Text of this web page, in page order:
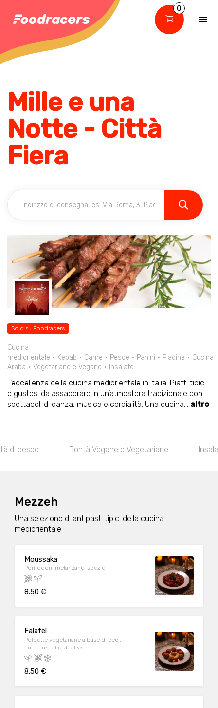
0
Mille e una
Notte - Città
Fiera
Solo su Foodracers
Cucina
mediorientale
Kebab Carne Pesce Panini Piadine
Cucina
Araba
Vegetariano e Vegano Insalate
L’eccellenza della cucina mediorientale in Italia. Piatti tipici
e gustosi da assaporare in un’atmosfera tradizionale con
spettacoli di danza, musica e cordialità. Una cucina... altro
di pesce Bontà Vegane e Vegetariane
Mezzeh
Una selezione di antipasti tipici della cucina
mediorientale
Moussaka
Pomodori, melanzane, spezie.
8.50 €
Falafel
Polpette vegetariane a base di ceci,
hummus, olio di oliva
8.50 €